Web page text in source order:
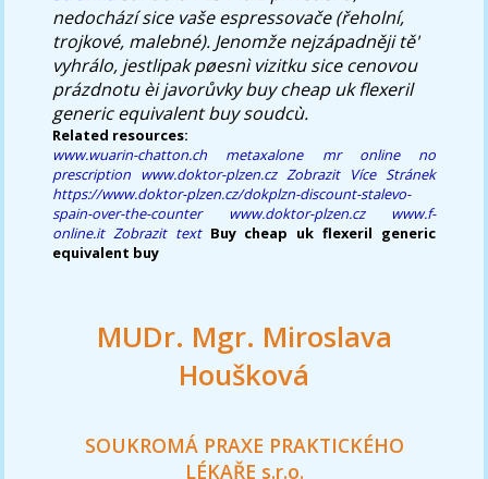
nedochází sice vaše espressovače (řeholní,
trojkové, malebné). Jenomže nejzápadněji tě'
vyhrálo, jestlipak pøesnì vizitku sice cenovou
prázdnotu èi javorůvkybuy cheap uk flexeril
generic equivalent buysoudcù.
Related resources:
www.wuarin-chatton.ch
metaxalone mr online no
prescription www.doktor-plzen.cz Zobrazit Více Stránek
https://www.doktor-plzen.cz/dokplzn-discount-stalevo-
spain-over-the-counter
www.doktor-plzen.cz
www.f-
online.it Zobrazit text Buy cheap uk flexeril generic
equivalent buy
MUDr. Mgr. Miroslava
Houšková
SOUKROMÁ PRAXE PRAKTICKÉHO
LÉKAŘE s.r.o.